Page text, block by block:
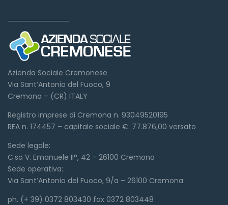
Azienda Sociale Cremonese
Via Sant’Antonio del Fuoco, 9
Cremona – (CR) ITALY
Registro imprese di Cremona n. 93049520195
REA n. 174457 – capitale sociale €. 77.876,00 versato
Sede legale:
C.so V. Emanuele II°, 42 – 26100 Cremona
Sede operativa:
Via Sant’Antonio del Fuoco, 9/a – 26100 Cremona
ph. (+ 39) 0372 803430 fax 0372 803448